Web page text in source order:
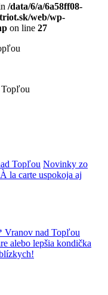
/data/6/a/6a58ff08-
web/wp-
on line 27
Novinky zo
la carte uspokoja aj
alebo lepšia kondička